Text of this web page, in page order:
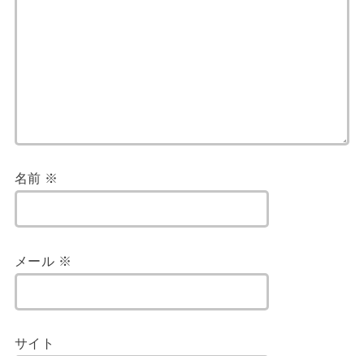
名前 ※
メール ※
サイト